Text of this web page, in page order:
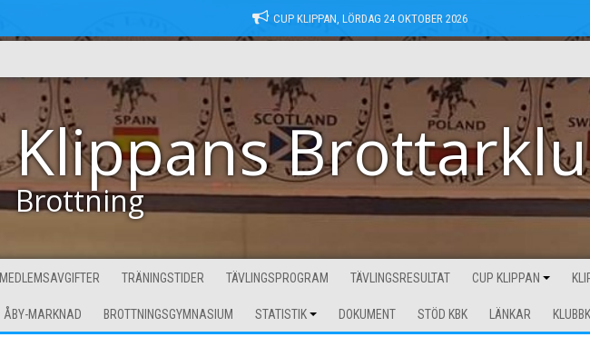
CUP KLIPPAN, LÖRDAG 24 OKTOBER 2026
Klippans
Brottning
MEDLEMSAVGIFTER TRÄNINGSTIDER TÄVLINGSPROGRAM TÄVLINGSRESULTAT CUP KLIPPAN
ÅBY-MARKNAD BROTTNINGSGYMNASIUM STATISTIK DOKUMENT STÖD KBK LÄNKAR